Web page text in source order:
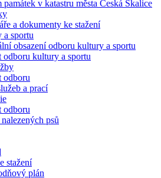
památek v katastru města Česká Skalice
a dokumenty ke stažení
a sportu
obsazení odboru kultury a sportu
odboru kultury a sportu
odboru
a prací
odboru
psů
stažení
plán